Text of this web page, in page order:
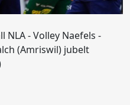
NLA - Volley Naefels -
(Amriswil) jubelt